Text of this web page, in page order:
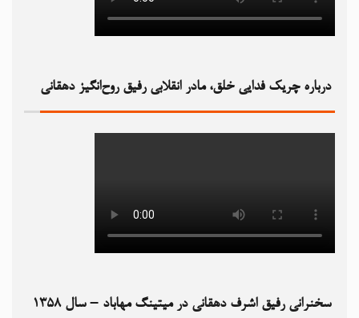
درباره چریک فدایی خلق، مادر انقلابی رفیق روح‌انگیز دهقانی
سخنرانی رفیق اشرف دهقانی در میتینگ مهاباد – سال ۱۳۵۸